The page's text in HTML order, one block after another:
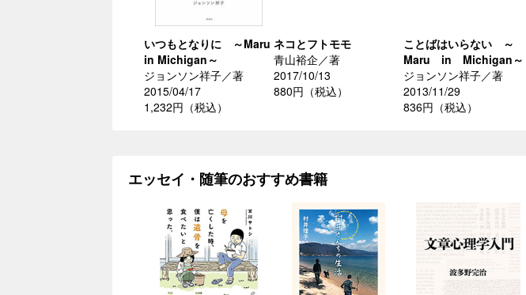
いつもとなりに ～Maru
in Michigan～
ジョンソン祥子／著
2015/04/17
1,232円（税込）
ネコとフトモモ
青山裕企／著
2017/10/13
880円（税込）
ことばはいらない ～
Maru in Michigan～
ジョンソン祥子／著
2013/11/29
836円（税込）
エッセイ・随筆のおすすめ書籍